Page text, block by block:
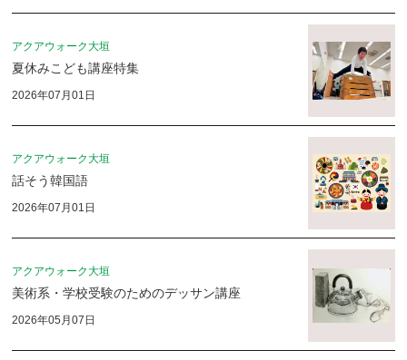
アクアウォーク大垣
夏休みこども講座特集
2026年07月01日
アクアウォーク大垣
話そう韓国語
2026年07月01日
アクアウォーク大垣
美術系・学校受験のためのデッサン講座
2026年05月07日